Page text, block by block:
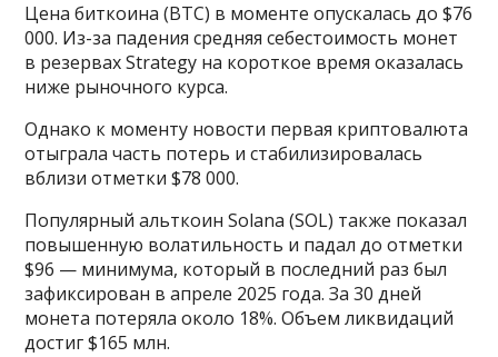
Цена биткоина (BTC) в моменте опускалась до $76
000. Из-за падения средняя себестоимость монет
в резервах Strategy на короткое время оказалась
ниже рыночного курса.
Однако к моменту новости первая криптовалюта
отыграла часть потерь и стабилизировалась
вблизи отметки $78 000.
Популярный альткоин Solana (SOL) также показал
повышенную волатильность и падал до отметки
$96 — минимума, который в последний раз был
зафиксирован в апреле 2025 года. За 30 дней
монета потеряла около 18%. Объем ликвидаций
достиг $165 млн.